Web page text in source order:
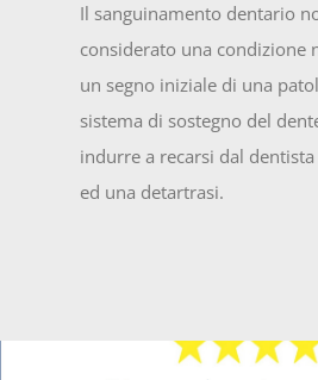
Il sanguinamento dentario
considerato una condizione
un segno iniziale di una
sistema di sostegno del
indurre a recarsi dal
ed una detartrasi.